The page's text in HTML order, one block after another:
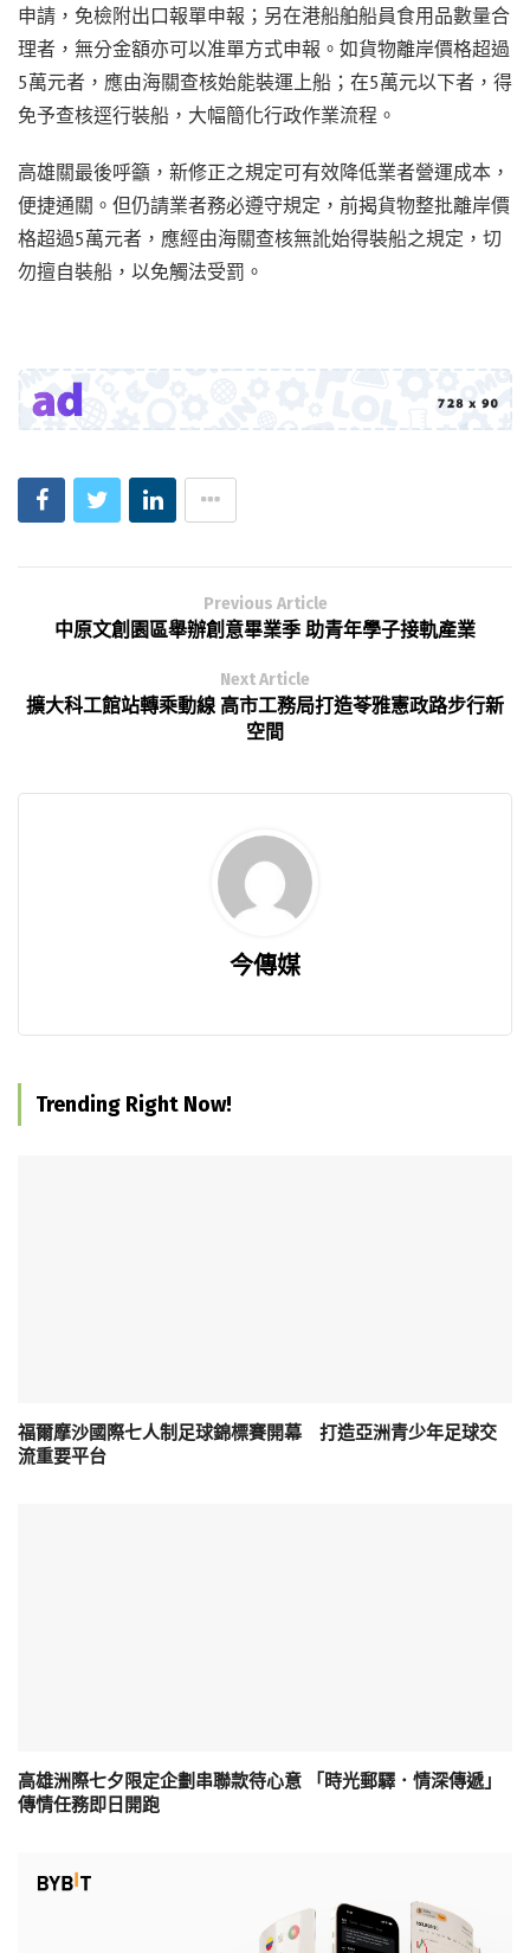
申請，免檢附出口報單申報；另在港船舶船員食用品數量合
理者，無分金額亦可以准單方式申報。如貨物離岸價格超過
5萬元者，應由海關查核始能裝運上船；在5萬元以下者，得
免予查核逕行裝船，大幅簡化行政作業流程。
高雄關最後呼籲，新修正之規定可有效降低業者營運成本，
便捷通關。但仍請業者務必遵守規定，前揭貨物整批離岸價
格超過5萬元者，應經由海關查核無訛始得裝船之規定，切
勿擅自裝船，以免觸法受罰。
Previous Article
中原文創園區舉辦創意畢業季 助青年學子接軌產業
Next Article
擴大科工館站轉乘動線 高市工務局打造苓雅憲政路步行新
空間
今傳媒
Trending Right Now!
福爾摩沙國際七人制足球錦標賽開幕 打造亞洲青少年足球交
流重要平台
高雄洲際七夕限定企劃串聯款待心意 「時光郵驛．情深傳遞」
傳情任務即日開跑